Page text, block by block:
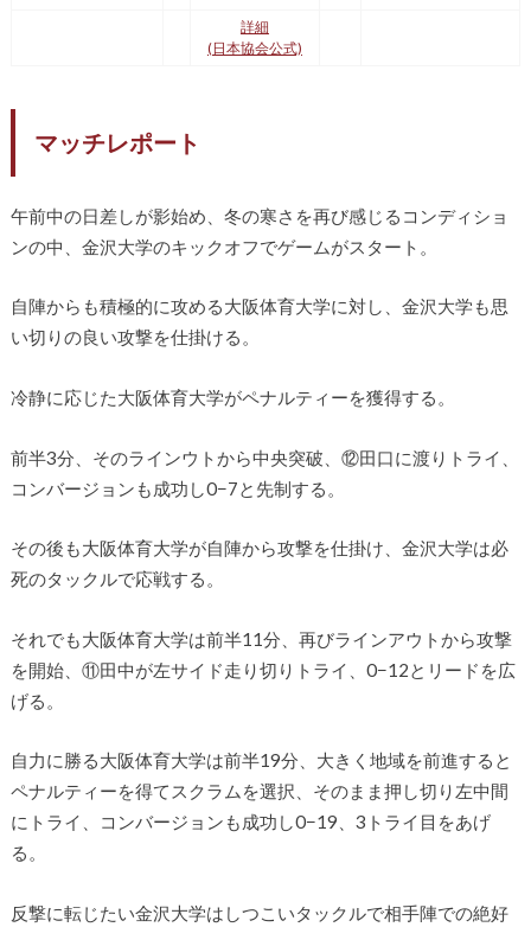
詳細
(日本協会公式)
マッチレポート
午前中の日差しが影始め、冬の寒さを再び感じるコンディショ
ンの中、金沢大学のキックオフでゲームがスタート。
自陣からも積極的に攻める大阪体育大学に対し、金沢大学も思
い切りの良い攻撃を仕掛ける。
冷静に応じた大阪体育大学がペナルティーを獲得する。
前半3分、そのラインウトから中央突破、⑫田口に渡りトライ、
コンバージョンも成功し0−7と先制する。
その後も大阪体育大学が自陣から攻撃を仕掛け、金沢大学は必
死のタックルで応戦する。
それでも大阪体育大学は前半11分、再びラインアウトから攻撃
を開始、⑪田中が左サイド走り切りトライ、0−12とリードを広
げる。
自力に勝る大阪体育大学は前半19分、大きく地域を前進すると
ペナルティーを得てスクラムを選択、そのまま押し切り左中間
にトライ、コンバージョンも成功し0−19、3トライ目をあげ
る。
反撃に転じたい金沢大学はしつこいタックルで相手陣での絶好